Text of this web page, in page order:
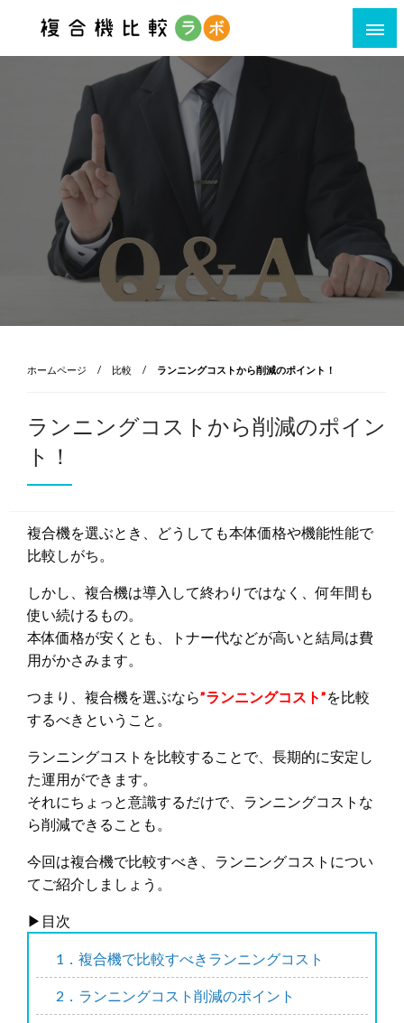
利用シーン・ポイント別複合機比較サイト
ホームページ 比較 ランニングコストから削減のポイント！
ランニングコストから削減のポイン
ト！
複合機を選ぶとき、どうしても本体価格や機能性能で
比較しがち。
しかし、複合機は導入して終わりではなく、何年間も
使い続けるもの。
本体価格が安くとも、トナー代などが高いと結局は費
用がかさみます。
つまり、複合機を選ぶなら”ランニングコスト”を比較
するべきということ。
ランニングコストを比較することで、長期的に安定し
た運用ができます。
それにちょっと意識するだけで、ランニングコストな
ら削減できることも。
今回は複合機で比較すべき、ランニングコストについ
てご紹介しましょう。
▶︎目次
1．複合機で比較すべきランニングコスト
2．ランニングコスト削減のポイント